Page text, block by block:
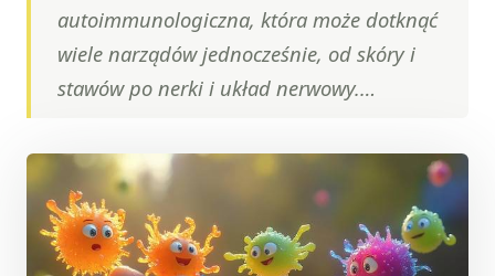
autoimmunologiczna, która może dotknąć
wiele narządów jednocześnie, od skóry i
stawów po nerki i układ nerwowy.…